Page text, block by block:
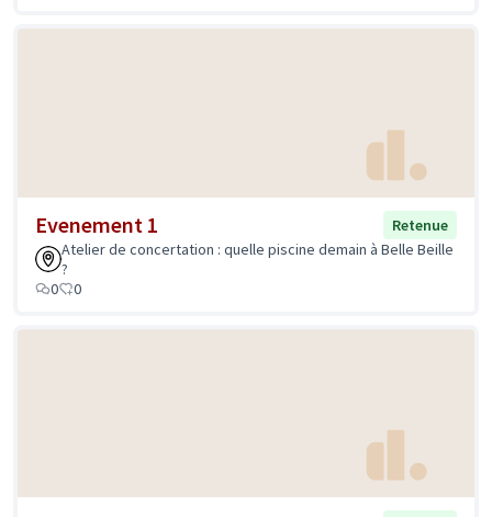
Evenement 1
Retenue
Atelier de concertation : quelle piscine demain à Belle Beille
?
0
0